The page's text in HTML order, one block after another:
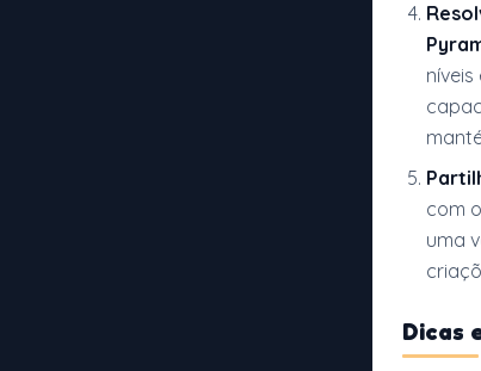
com
uma
Dicas